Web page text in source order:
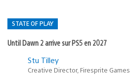
STATE OF PLAY
Until Dawn 2 arrive sur PS5 en 2027
PostéeStu Tilley
Creative Director, Firesprite Games